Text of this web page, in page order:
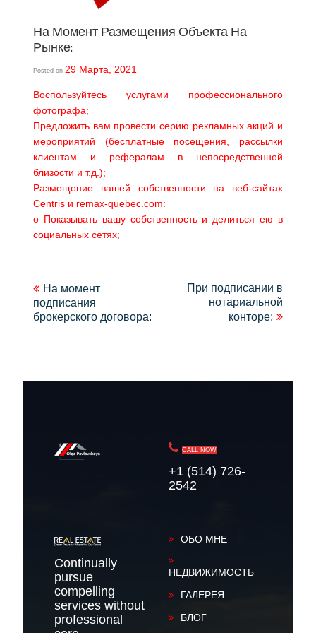
На Момент Размещения Объекта На
Рынке:
Posted on 29 Марта, 2021
Воспользуйтесь услугами профессионального
фотографа;
Предложить вам провести серию рекламных акций и
мероприятий (бесплатные посещения, рассылки
клиентам и рефералам в непосредственной
близости и т.д.);
Размещение вашей собственности на веб-сайтах
Centris и remax-quebec.com:
o Показывать вашу собственность и делиться ею в
социальных сетях;
Навигация
по
На момент
подписания
брокерского договора:
При подписании в
нотариальной
конторе:
CALL NOW
+1 (514) 726-
2542
Continually
pursue
compelling
services without
professional
ОБО МНЕ
НЕДВИЖИМОСТЬ
ГАЛЕРЕЯ
БЛОГ